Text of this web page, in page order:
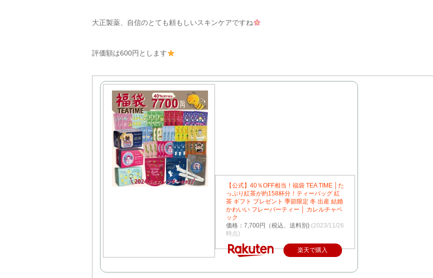
大正製薬、自信のとても頼もしいスキンケアですね
評価額は600円とします
【公式】40％OFF相当！福袋 TEA TIME │た
っぷり紅茶が約158杯分！ティーバッグ 紅
茶 ギフト プレゼント 季節限定 冬 出産 結婚
かわいい フレーバーティー │ カレルチャペ
ック
価格：7,700円（税込、送料別) (2023/11/26
時点)
楽天で購入